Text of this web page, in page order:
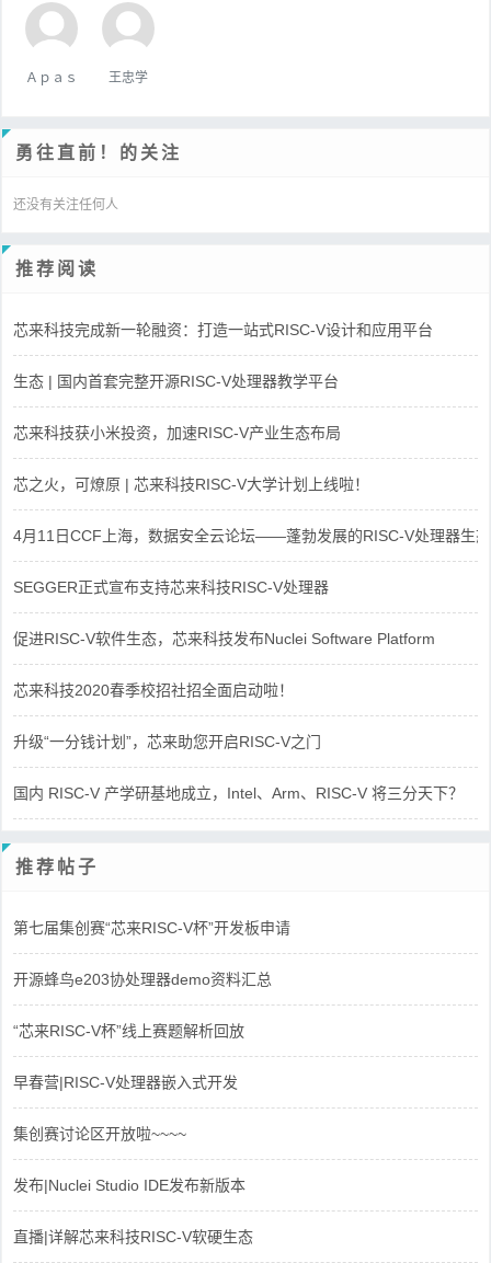
Ａｐａｓ 王忠学
勇往直前！的关注
还没有关注任何人
推荐阅读
芯来科技完成新一轮融资：打造一站式RISC-V设计和应用平台
生态 | 国内首套完整开源RISC-V处理器教学平台
芯来科技获小米投资，加速RISC-V产业生态布局
芯之火，可燎原 | 芯来科技RISC-V大学计划上线啦！
4月11日CCF上海，数据安全云论坛——蓬勃发展的RISC-V处理器生态
SEGGER正式宣布支持芯来科技RISC-V处理器
促进RISC-V软件生态，芯来科技发布Nuclei Software Platform
芯来科技2020春季校招社招全面启动啦！
升级“一分钱计划”，芯来助您开启RISC-V之门
国内 RISC-V 产学研基地成立，Intel、Arm、RISC-V 将三分天下？
推荐帖子
第七届集创赛“芯来RISC-V杯”开发板申请
开源蜂鸟e203协处理器demo资料汇总
“芯来RISC-V杯”线上赛题解析回放
早春营|RISC-V处理器嵌入式开发
集创赛讨论区开放啦~~~~
发布|Nuclei Studio IDE发布新版本
直播|详解芯来科技RISC-V软硬生态